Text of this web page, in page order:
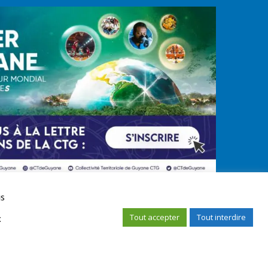
Tout accepter Tout interdire